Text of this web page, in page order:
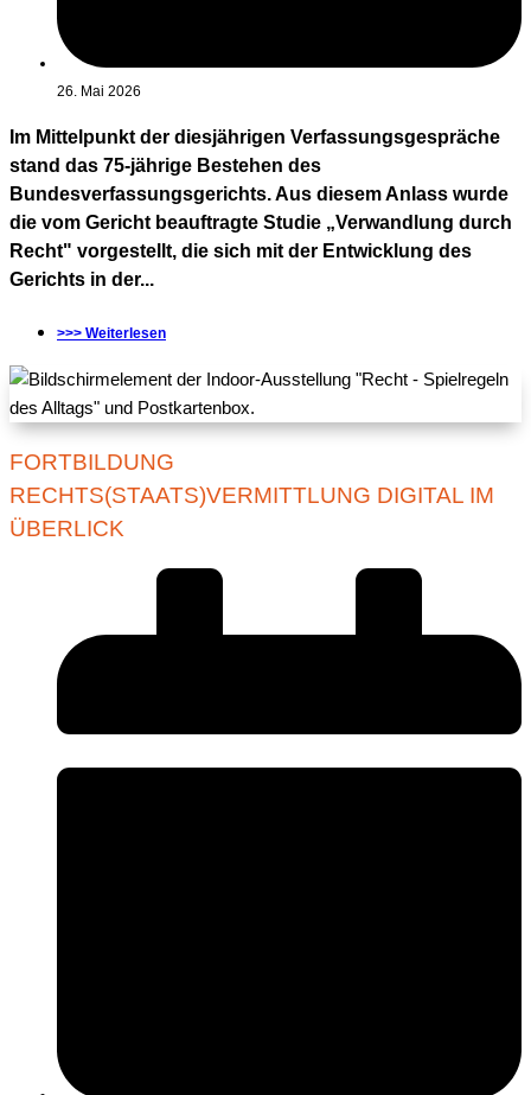
26. Mai 2026
Im Mittelpunkt der diesjährigen Verfassungsgespräche
stand das 75-jährige Bestehen des
Bundesverfassungsgerichts. Aus diesem Anlass wurde
die vom Gericht beauftragte Studie „Verwandlung durch
Recht" vorgestellt, die sich mit der Entwicklung des
Gerichts in der...
>>> Weiterlesen
FORTBILDUNG
RECHTS(STAATS)VERMITTLUNG DIGITAL IM
ÜBERLICK